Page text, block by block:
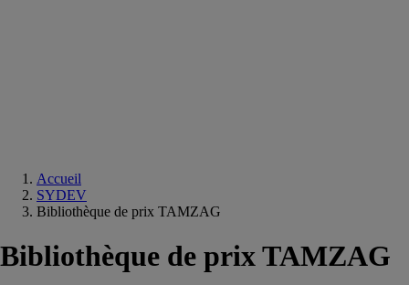
Accueil
SYDEV
Bibliothèque de prix TAMZAG
Bibliothèque de prix TAMZAG